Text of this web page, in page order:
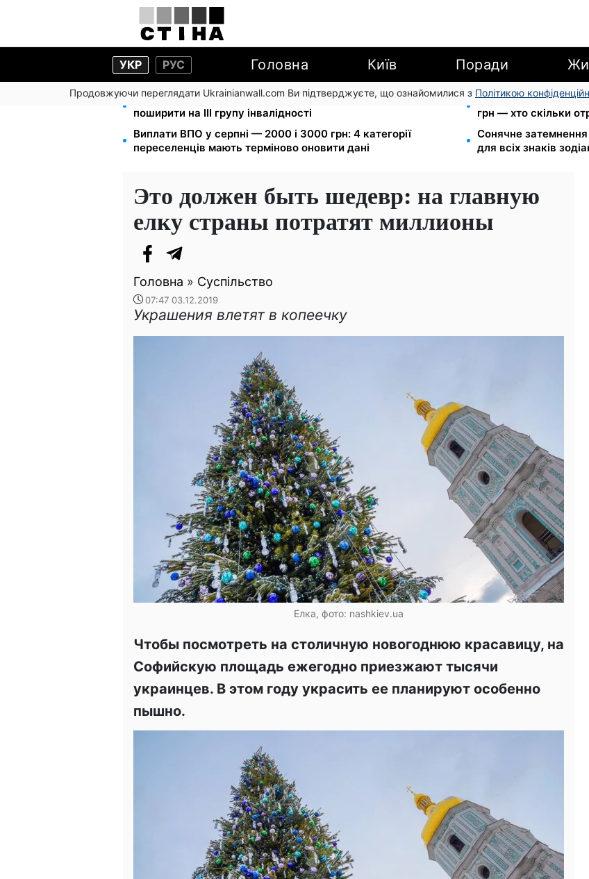
УКР РУС Головна Київ Поради
Продовжуючи переглядати Ukrainianwall.com Ви підтверджуєте, що ознайомилися з Політикою
120 000 грн на авто: компенсацію для ветеранів хочуть
поширити на III групу інвалідності
Пенсія по
грн — хто скільки
Виплати ВПО у серпні — 2000 і 3000 грн: 4 категорії
переселенців мають терміново оновити дані
Сонячне затемнення
для всіх знаків
Это должен быть шедевр: на главную
елку страны потратят миллионы
Головна » Суспільство
07:47 03.12.2019
Украшения влетят в копеечку
Елка, фото: nashkiev.ua
Чтобы посмотреть на столичную новогоднюю красавицу, на
Софийскую площадь ежегодно приезжают тысячи
украинцев. В этом году украсить ее планируют особенно
пышно.